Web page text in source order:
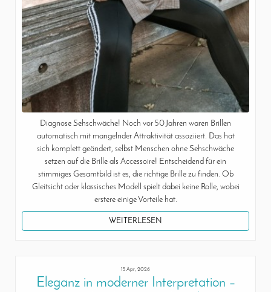
Diagnose Sehschwäche! Noch vor 50 Jahren waren Brillen
automatisch mit mangelnder Attraktivität assoziiert. Das hat
sich komplett geändert, selbst Menschen ohne Sehschwäche
setzen auf die Brille als Accessoire! Entscheidend für ein
stimmiges Gesamtbild ist es, die richtige Brille zu finden. Ob
Gleitsicht oder klassisches Modell spielt dabei keine Rolle, wobei
erstere einige Vorteile hat.
WEITERLESEN
15 Apr, 2026
Eleganz in moderner Interpretation –